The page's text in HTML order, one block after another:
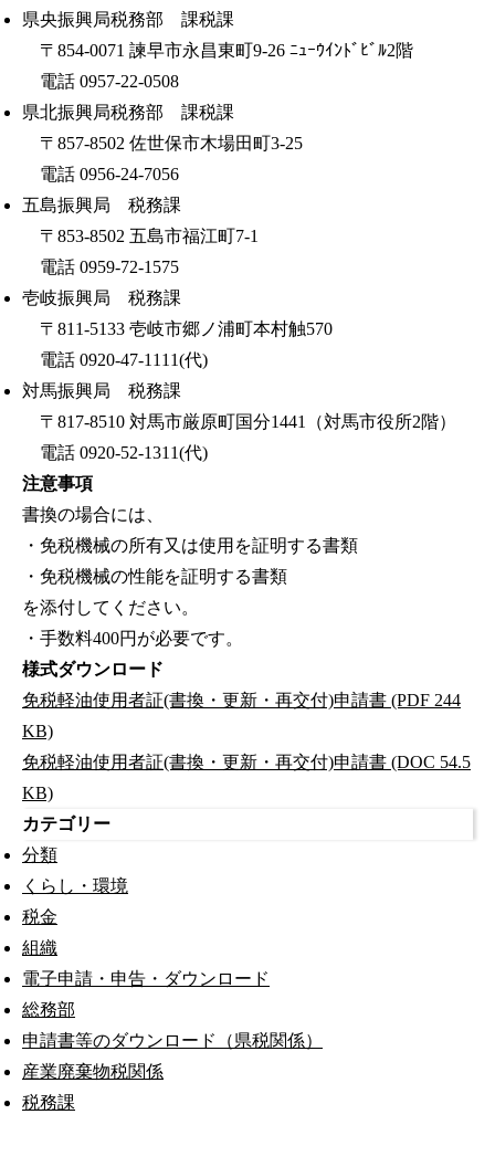
県央振興局税務部 課税課
〒854-0071 諫早市永昌東町9-26 ﾆｭｰｳｲﾝﾄﾞﾋﾞﾙ2階
電話 0957-22-0508
県北振興局税務部 課税課
〒857-8502 佐世保市木場田町3-25
電話 0956-24-7056
五島振興局 税務課
〒853-8502 五島市福江町7-1
電話 0959-72-1575
壱岐振興局 税務課
〒811-5133 壱岐市郷ノ浦町本村触570
電話 0920-47-1111(代)
対馬振興局 税務課
〒817-8510 対馬市厳原町国分1441（対馬市役所2階）
電話 0920-52-1311(代)
注意事項
書換の場合には、
・免税機械の所有又は使用を証明する書類
・免税機械の性能を証明する書類
を添付してください。
・手数料400円が必要です。
様式ダウンロード
免税軽油使用者証(書換・更新・再交付)申請書 (PDF 244
KB)
免税軽油使用者証(書換・更新・再交付)申請書 (DOC 54.5
KB)
カテゴリー
分類
くらし・環境
税金
組織
電子申請・申告・ダウンロード
総務部
申請書等のダウンロード（県税関係）
産業廃棄物税関係
税務課